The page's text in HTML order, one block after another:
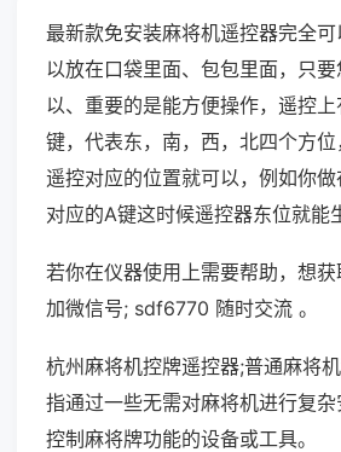
最新款免安装麻将机遥控器完全
以放在口袋里面、包包里面，只
以、重要的是能方便操作，遥控
键，代表东，南，西，北四个方
遥控对应的位置就可以，例如你
对应的A键这时候遥控器东位就能
若你在仪器使用上需要帮助，想
加微信号; sdf6770 随时交流 。
杭州麻将机控牌遥控器;普通麻将
指通过一些无需对麻将机进行复
控制麻将牌功能的设备或工具。